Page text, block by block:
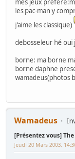
mes jeux
les pac-man y
j'aime les classique)
debosseleur hé oui
borne: ma borne
borne daphne
wamadeus(photos
Wamadeus
[Présentez vous]
Jeudi 20 Mars 2003,